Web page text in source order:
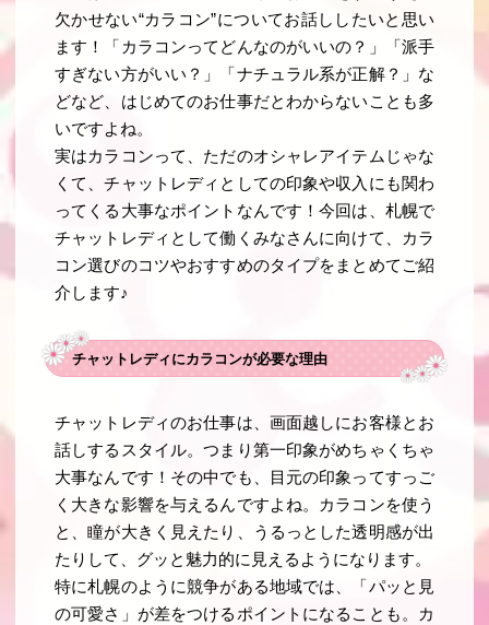
欠かせない“カラコン”についてお話ししたいと思い
ます！「カラコンってどんなのがいいの？」「派手
すぎない方がいい？」「ナチュラル系が正解？」な
どなど、はじめてのお仕事だとわからないことも多
いですよね。
実はカラコンって、ただのオシャレアイテムじゃな
くて、チャットレディとしての印象や収入にも関わ
ってくる大事なポイントなんです！今回は、札幌で
チャットレディとして働くみなさんに向けて、カラ
コン選びのコツやおすすめのタイプをまとめてご紹
介します♪
チャットレディにカラコンが必要な理由
チャットレディのお仕事は、画面越しにお客様とお
話しするスタイル。つまり第一印象がめちゃくちゃ
大事なんです！その中でも、目元の印象ってすっご
く大きな影響を与えるんですよね。カラコンを使う
と、瞳が大きく見えたり、うるっとした透明感が出
たりして、グッと魅力的に見えるようになります。
特に札幌のように競争がある地域では、「パッと見
の可愛さ」が差をつけるポイントになることも。カ